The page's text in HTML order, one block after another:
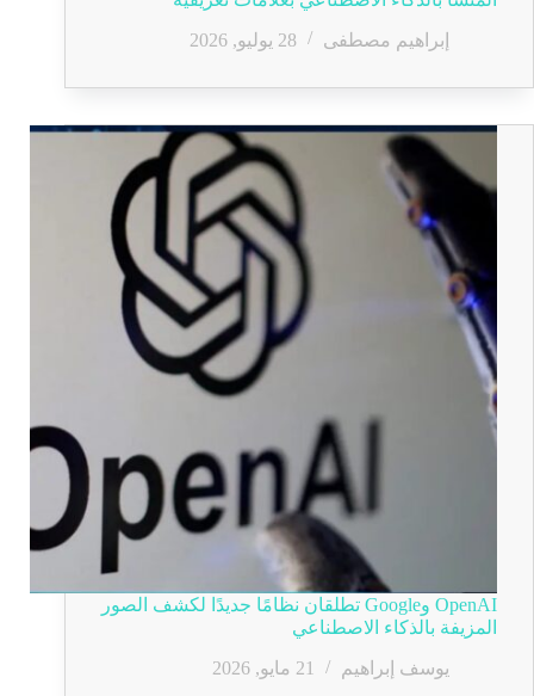
إبراهيم مصطفى
28 يوليو, 2026
OpenAI وGoogle تطلقان نظامًا جديدًا لكشف الصور
المزيفة بالذكاء الاصطناعي
يوسف إبراهيم
21 مايو, 2026